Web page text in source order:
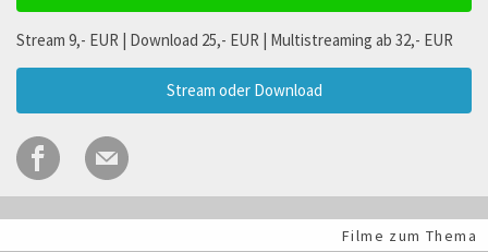
Stream 9,- EUR | Download 25,- EUR | Multistreaming ab 32,- EUR
Stream oder Download
Filme zum Thema